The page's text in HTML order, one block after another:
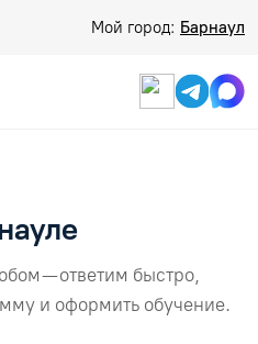
Мой город: Барнаул
— ответим быстро,
и оформить обучение.